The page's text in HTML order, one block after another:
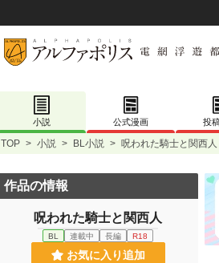
小説 公式漫画 投
TOP > 小説 > BL小説 > 呪われた騎士と関西人
作品の情報
呪われた騎士と関西人
BL 連載中 長編 R18
お気に入り追加